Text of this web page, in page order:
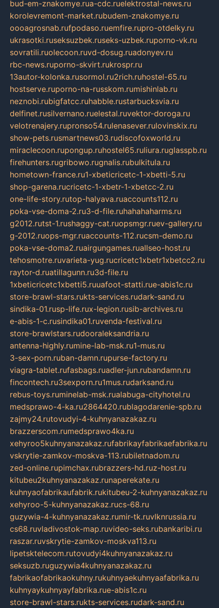
bud-em-znakomye.rua-cdc.ruelektrostal-news.ru
korolevremont-market.rubudem-znakomye.ru
oooagrosnab.rufpodaso.ruemfire.rupro-otdelky.ru
ukrasotki.ruseksuzbek.ruseks-uzbek.ruporno-vk.ru
sovratili.ruolecoon.ruvd-dosug.ruadonyev.ru
rbc-news.ruporno-skvirt.rukrospr.ru
13autor-kolonka.rusormol.ru2rich.ruhostel-65.ru
hostserve.ruporno-na-russkom.rumishinlab.ru
neznobi.rubigfatcc.ruhabble.rustarbucksvia.ru
delfinet.rusilvernano.ruelestal.ruvektor-doroga.ru
velotrenajery.rupronso54.rulenasever.rulovinskix.ru
show-pets.rusmartnews03.rudiscofoxworld.ru
miraclecoon.rupongup.ruhostel65.ruliura.ruglasspb.ru
firehunters.rugribowo.rugnalis.rubulkitula.ru
hometown-france.ru1-xbeticricetc-1-xbetti-5.ru
shop-garena.rucricetc-1-xbetr-1-xbetcc-2.ru
one-life-story.rutop-halyava.ruaccounts112.ru
poka-vse-doma-2.ru3-d-file.ruhahahaharms.ru
g2012.rutst-1.rushaggy-cat.ruopsmgr.ruev-gallery.ru
g-2012.ruops-mgr.ruaccounts-112.rucsm-demo.ru
poka-vse-doma2.ruairgungames.ruallseo-host.ru
tehosmotre.ruvarieta-yug.rucricetc1xbetr1xbetcc2.ru
raytor-d.ruatillagunn.ru3d-file.ru
1xbeticricetc1xbetti5.ruuafoot-statti.rue-abis1c.ru
store-brawl-stars.rukts-services.rudark-sand.ru
sindika-01.rusp-life.rux-legion.rusib-archives.ru
e-abis-1-c.rusindika01.ruvenda-festival.ru
store-brawlstars.rudooraleksandria.ru
antenna-highly.rumine-lab-msk.ru1-mus.ru
3-sex-porn.ruban-damn.rupurse-factory.ru
viagra-tablet.rufasbags.ruadler-jun.rubandamn.ru
fincontech.ru3sexporn.ru1mus.rudarksand.ru
rebus-toys.ruminelab-msk.rualabuga-cityhotel.ru
medsprawo-4-ka.ru2864420.rublagodarenie-spb.ru
zajmy24.rutovudyi-4-kuhnyanazakaz.ru
brazzerscom.rumedsprawo4ka.ru
xehyroo5kuhnyanazakaz.rufabrikayfabrikaefabrika.ru
vskrytie-zamkov-moskva-113.rubiletnadom.ru
zed-online.rupimchax.rubrazzers-hd.ruz-host.ru
kitubeu2kuhnyanazakaz.runaperekate.ru
kuhnyaofabrikaufabrik.rukitubeu-2-kuhnyanazakaz.ru
xehyroo-5-kuhnyanazakaz.rucs-68.ru
guzywia-4-kuhnyanazakaz.rumir-tk.ruvlknrussia.ru
cs68.ruvladivostok-map.ruvideo-seks.rubankaribi.ru
raszar.ruvskrytie-zamkov-moskva113.ru
lipetsktelecom.rutovudyi4kuhnyanazakaz.ru
seksuzb.ruguzywia4kuhnyanazakaz.ru
fabrikaofabrikaokuhny.rukuhnyaekuhnyaafabrika.ru
kuhnyaykuhnyayfabrika.rue-abis1c.ru
store-brawl-stars.rukts-services.rudark-sand.ru